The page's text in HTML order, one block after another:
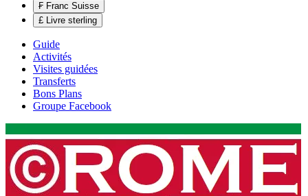
₣ Franc Suisse
£ Livre sterling
Guide
Activités
Visites guidées
Transferts
Bons Plans
Groupe Facebook